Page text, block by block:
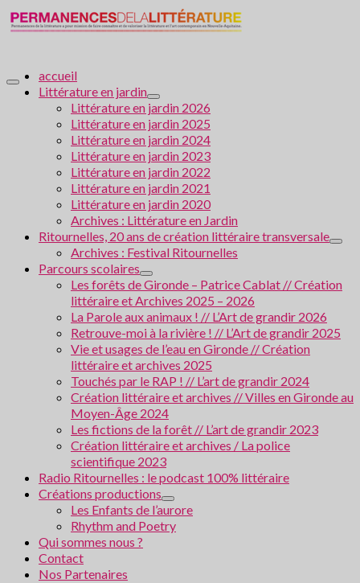
accueil
Littérature en jardin
Littérature en jardin 2026
Littérature en jardin 2025
Littérature en jardin 2024
Littérature en jardin 2023
Littérature en jardin 2022
Littérature en jardin 2021
Littérature en jardin 2020
Archives : Littérature en Jardin
Ritournelles, 20 ans de création littéraire transversale
Archives : Festival Ritournelles
Parcours scolaires
Les forêts de Gironde – Patrice Cablat // Création
littéraire et Archives 2025 – 2026
La Parole aux animaux ! // L’Art de grandir 2026
Retrouve-moi à la rivière ! // L’Art de grandir 2025
Vie et usages de l’eau en Gironde // Création
littéraire et archives 2025
Touchés par le RAP ! // L’art de grandir 2024
Création littéraire et archives // Villes en Gironde au
Moyen-Âge 2024
Les fictions de la forêt // L’art de grandir 2023
Création littéraire et archives / La police
scientifique 2023
Radio Ritournelles : le podcast 100% littéraire
Créations productions
Les Enfants de l’aurore
Rhythm and Poetry
Qui sommes nous ?
Contact
Nos Partenaires